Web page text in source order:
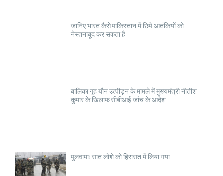
जानिए भारत कैसे पाकिस्तान में छिपे आतंकियों को
नेस्तनाबूद कर सकता है
बालिका गृह यौन उत्पीड़न के मामले में मुख्यमंत्री नीतीश
कुमार के खिलाफ सीबीआई जांच के आदेश
पुलवामा: सात लोगो को हिरासत में लिया गया